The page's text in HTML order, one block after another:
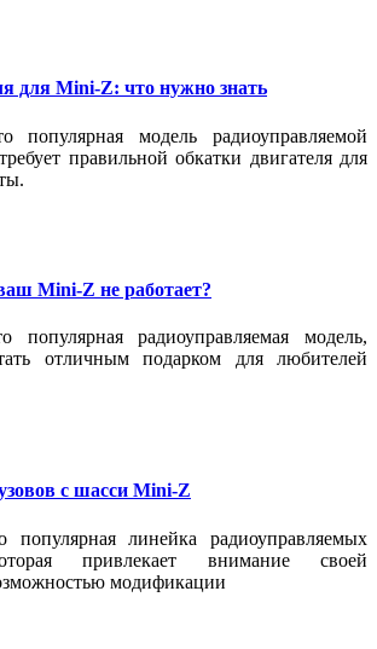
для Mini-Z: что нужно знать
модель радиоуправляемой
правильной обкатки двигателя для
Mini-Z не работает?
радиоуправляемая модель,
отличным подарком для любителей
с шасси Mini-Z
линейка радиоуправляемых
привлекает внимание своей
модификации